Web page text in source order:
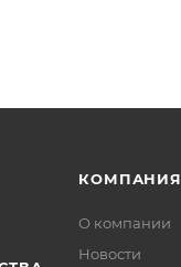
КОМПАНИЯ
О компании
Новости